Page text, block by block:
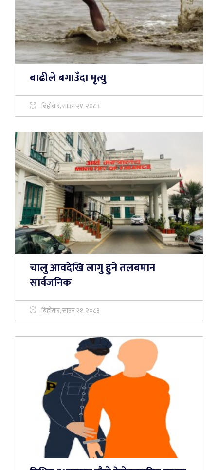
बाढीले बगाउँदा मृत्यु
बिहीबार, साउन २१, २०८३
चालु आवदेखि लागु हुने तलबमान
सार्वजनिक
बिहीबार, साउन २१, २०८३